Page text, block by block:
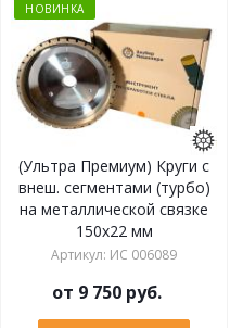
НОВИНКА
(Ультра Премиум) Круги с
внеш. сегментами (турбо)
на металлической связке
150х22 мм
Артикул: ИС 006089
от 9 750 руб.